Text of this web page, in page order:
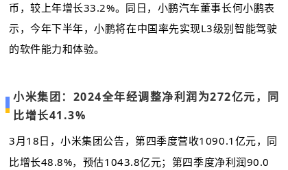
币，较上年增长33.2%。同日，小鹏汽车董事长何小鹏表
示，今年下半年，小鹏将在中国率先实现L3级别智能驾驶
的软件能力和体验。
小米集团：2024全年经调整净利润为272亿元，同
比增长41.3%
3月18日，小米集团公告，第四季度营收1090.1亿元，同
比增长48.8%，预估1043.8亿元；第四季度净利润90.0